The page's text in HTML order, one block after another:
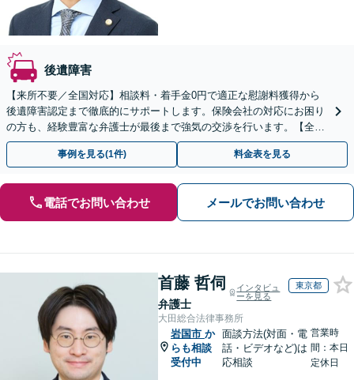
後遺障害
【来所不要／全国対応】相談料・着手金0円で適正な慰謝料獲得から
後遺障害認定まで徹底的にサポートします。保険会社の対応にお困り
の方も、経験豊富な弁護士が最後まで強気の交渉を行います。【全国
13拠点】お気軽にご相談ください。
事例を見る(1件) 料金表を見る
電話でお問い合わせ メールでお問い合わせ
首藤 哲伺
弁護士
インタビュ
ーを見る
東京都
大田総合法律事務所
岩国市 か
らも相談
受付中
面談方法(対面・電
話・ビデオなど)は
応相談
営業時
間：本日
定休日